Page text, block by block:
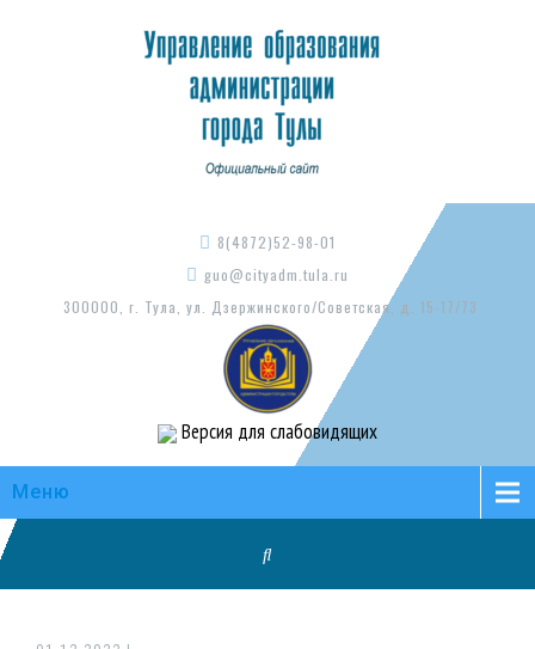
8(4872)52-98-01
guo@cityadm.tula.ru
300000, г. Тула, ул. Дзержинского/Советская, д. 15-17/73
Версия для слабовидящих
Меню